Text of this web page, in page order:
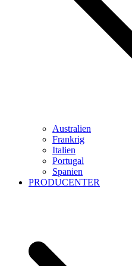
Australien
Frankrig
Italien
Portugal
Spanien
PRODUCENTER